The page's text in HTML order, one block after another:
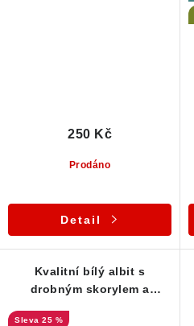
Prodáno
250 Kč
Detail
Kvalitní bílý albit s
drobným skorylem a
25 %